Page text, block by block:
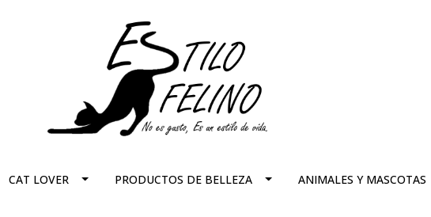
CAT LOVER PRODUCTOS DE BELLEZA ANIMALES Y MASCOTAS